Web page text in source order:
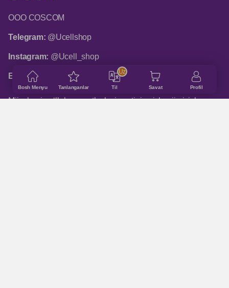
Bosh Menyu Tanlanganlar Til
Uz
Savat Profil
ООО COSCOM
Telegram: @Ucellshop
Instagram: @Ucell_shop
Email:shop@ucell.uz
Mijozlarni qo‘llab-quvvatlash xizmatining ish rejimi: ish